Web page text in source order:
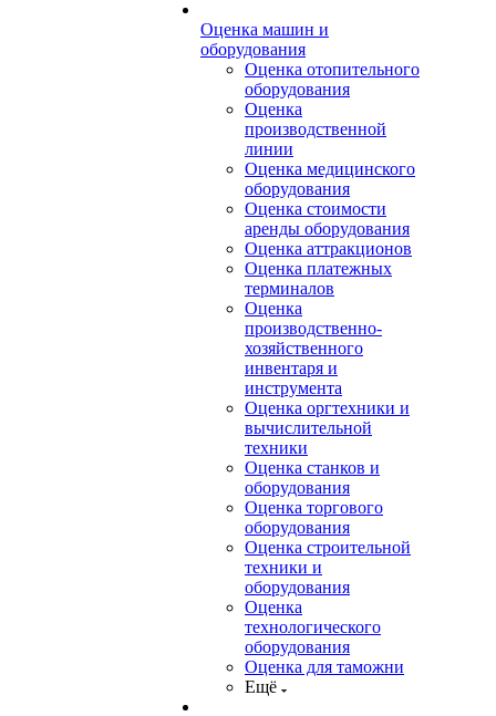
Оценка машин и
оборудования
Оценка отопительного
оборудования
Оценка
производственной
линии
Оценка медицинского
оборудования
Оценка стоимости
аренды оборудования
Оценка аттракционов
Оценка платежных
терминалов
Оценка
производственно-
хозяйственного
инвентаря и
инструмента
Оценка оргтехники и
вычислительной
техники
Оценка станков и
оборудования
Оценка торгового
оборудования
Оценка строительной
техники и
оборудования
Оценка
технологического
оборудования
Оценка для таможни
Ещё